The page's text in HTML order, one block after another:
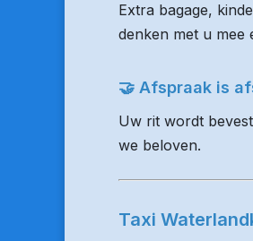
Extra bagage,
denken met u mee
🤝 Afspraak is
Uw rit wordt
we beloven.
Taxi